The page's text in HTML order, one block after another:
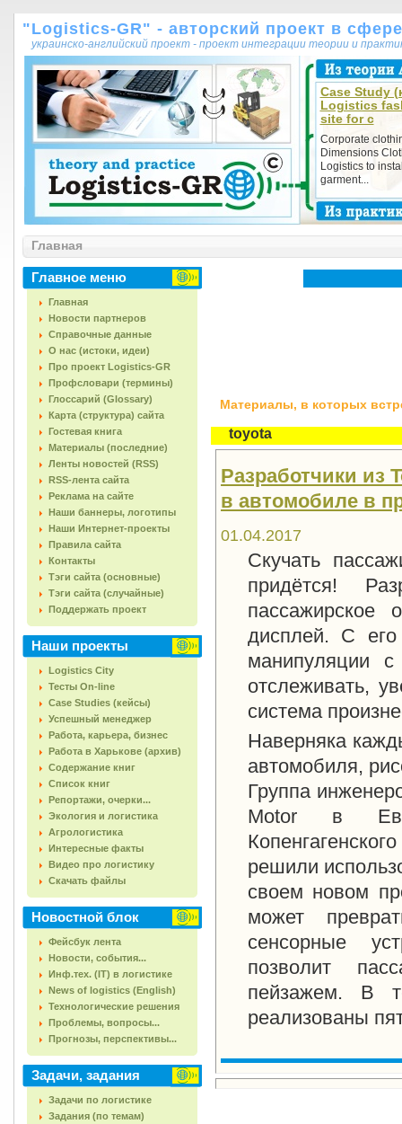
"Logistics-GR" - авторский проект в
украинско-английский проект - проект интеграции теории и
Case Study
Logistics
site for c
Corporate
Dimensions
Logistics to
garment...
Главная
Главное меню
Главная
Новости партнеров
Справочные данные
О нас (истоки, идеи)
Про проект Logistics-GR
Профсловари (термины)
Глоссарий (Glossary)
Карта (структура) сайта
Гостевая книга
Материалы (последние)
Ленты новостей (RSS)
RSS-лента сайта
Реклама на сайте
Наши баннеры, логотипы
Наши Интернет-проекты
Правила сайта
Контакты
Тэги сайта (основные)
Тэги сайта (случайные)
Поддержать проект
Наши проекты
Logistics City
Тесты On-line
Case Studies (кейсы)
Успешный менеджер
Работа, карьера, бизнес
Работа в Харькове (архив)
Содержание книг
Список книг
Репортажи, очерки...
Экология и логистика
Агрологистика
Интересные факты
Видео про логистику
Скачать файлы
Новостной блок
Фейсбук лента
Новости, события...
Инф.тех. (IT) в логистике
News of logistics (English)
Технологические решения
Проблемы, вопросы...
Прогнозы, перспективы...
Задачи, задания
Задачи по логистике
Задания (по темам)
Материалы, в которых
toyota
Разработчики из
в автомобиле в
01.04.2017
Скучать
придётся!
пассажирское
дисплей. С
манипуляции
отслеживать,
система
Наверняка
автомобиля,
Группа
Motor в
решили
своем новом
может
сенсорные
позволит
пейзажем. В
реализованы